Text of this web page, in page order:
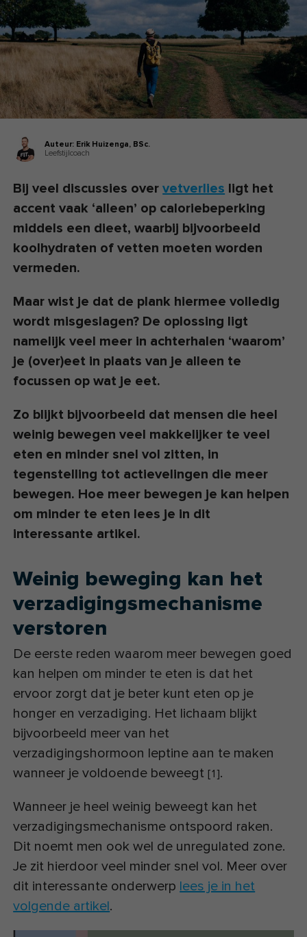
Auteur: Erik Huizenga, BSc.
Leefstijlcoach
Bij veel discussies overvetverlies ligt het
accent vaak ‘alleen’ op caloriebeperking
middels een dieet, waarbij bijvoorbeeld
koolhydraten of vetten moeten worden
vermeden.
Maar wist je dat de plank hiermee volledig
wordt misgeslagen? De oplossing ligt
namelijk veel meer in achterhalen ‘waarom’
je (over)eet in plaats van je alleen te
focussen op wat je eet.
Zo blijkt bijvoorbeeld dat mensen die heel
weinig bewegen veel makkelijker te veel
eten en minder snel vol zitten, in
tegenstelling tot actievelingen die meer
bewegen. Hoe meer bewegen je kan helpen
om minder te eten lees je in dit
interessante artikel.
Weinig beweging kan het
verzadigingsmechanisme
verstoren
De eerste reden waarom meer bewegen goed
kan helpen om minder te eten is dat het
ervoor zorgt dat je beter kunt eten op je
honger en verzadiging. Het lichaam blijkt
bijvoorbeeld meer van het
verzadigingshormoon leptine aan te maken
wanneer je voldoende beweegt [1].
Wanneer je heel weinig beweegt kan het
verzadigingsmechanisme ontspoord raken.
Dit noemt men ook wel de unregulated zone.
Je zit hierdoor veel minder snel vol. Meer over
dit interessante onderwerp lees je in het
volgende artikel.